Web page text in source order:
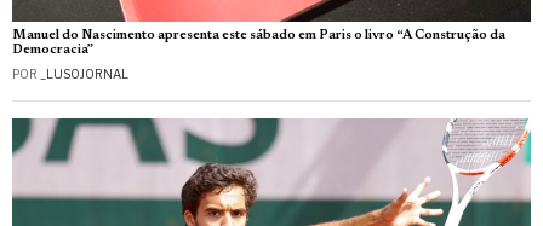
Manuel do Nascimento apresenta este sábado em Paris o livro “A Construção da
Democracia”
POR _LUSOJORNAL